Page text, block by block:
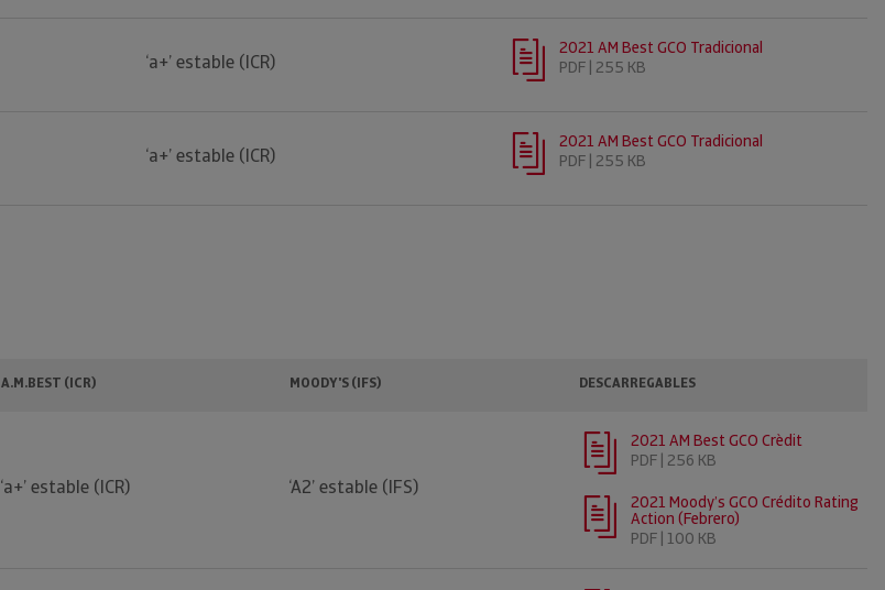
‘a+’ estable (ICR)
2021 AM Best GCO Tradicional
PDF | 255 KB
‘a+’ estable (ICR)
2021 AM Best GCO Tradicional
PDF | 255 KB
A.M.BEST (ICR) MOODY'S (IFS) DESCARREGABLES
‘a+’ estable (ICR) ‘A2’ estable (IFS)
2021 AM Best GCO Crèdit
PDF | 256 KB
2021 Moody’s GCO Crédito Rating
Action (Febrero)
PDF | 100 KB